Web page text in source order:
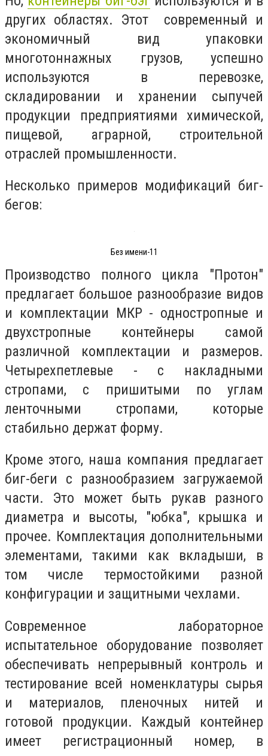
других областях. Этот современный и
экономичный вид упаковки
многотоннажных грузов, успешно
используются в перевозке,
складировании и хранении сыпучей
продукции предприятиями химической,
пищевой, аграрной, строительной
отраслей промышленности.
Несколько примеров модификаций биг-
бегов:
Без имени-11
Производство полного цикла "Протон"
предлагает большое разнообразие видов
и комплектации МКР - одностропные и
двухстропные контейнеры самой
различной комплектации и размеров.
Четырехпетлевые - с накладными
стропами, с пришитыми по углам
ленточными стропами, которые
стабильно держат форму.
Кроме этого, наша компания предлагает
биг-беги с разнообразием загружаемой
части. Это может быть рукав разного
диаметра и высоты, "юбка", крышка и
прочее. Комплектация дополнительными
элементами, такими как вкладыши, в
том числе термостойкими разной
конфигурации и защитными чехлами.
Современное лабораторное
испытательное оборудование позволяет
обеспечивать непрерывный контроль и
тестирование всей номенклатуры сырья
и материалов, пленочных нитей и
готовой продукции. Каждый контейнер
имеет регистрационный номер, в